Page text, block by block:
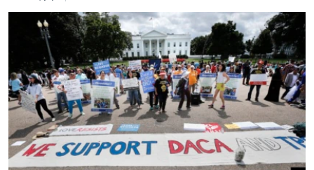
跳
转
检
索
最新国际新闻
中东
欧洲
非洲
美洲
分类新闻
经济·金融·贸易
人权·法律·宗教
科教·文娱·体健
军事
劳工
美中关系
热点专题
白宫要闻
国会报道
美中关系
VOA视频
VOA今日焦点
中文广播